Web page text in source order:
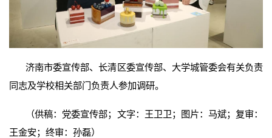
济南市委宣传部、长清区委宣传部、大学城管委会有关负责
同志及学校相关部门负责人参加调研。
（供稿：党委宣传部；文字：王卫卫；图片：马斌；复审：
王金安；终审：孙磊）